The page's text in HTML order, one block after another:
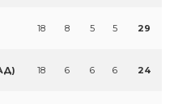
18 8 5 5 29
18 6 6 6 24